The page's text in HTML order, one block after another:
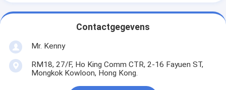
Contactgegevens
Mr. Kenny
RM18, 27/F, Ho King Comm CTR, 2-16 Fayuen ST,
Mongkok Kowloon, Hong Kong.